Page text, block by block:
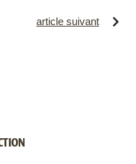
article suivant